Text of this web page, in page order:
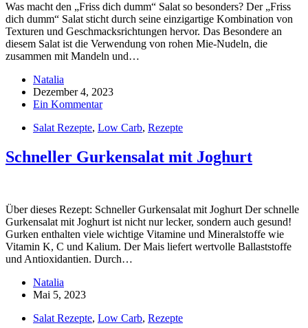
Was macht den „Friss dich dumm“ Salat so besonders? Der „Friss
dich dumm“ Salat sticht durch seine einzigartige Kombination von
Texturen und Geschmacksrichtungen hervor. Das Besondere an
diesem Salat ist die Verwendung von rohen Mie-Nudeln, die
zusammen mit Mandeln und…
Natalia
Dezember 4, 2023
Ein Kommentar
Salat Rezepte, Low Carb, Rezepte
Schneller Gurkensalat mit Joghurt
Über dieses Rezept: Schneller Gurkensalat mit Joghurt Der schnelle
Gurkensalat mit Joghurt ist nicht nur lecker, sondern auch gesund!
Gurken enthalten viele wichtige Vitamine und Mineralstoffe wie
Vitamin K, C und Kalium. Der Mais liefert wertvolle Ballaststoffe
und Antioxidantien. Durch…
Natalia
Mai 5, 2023
Salat Rezepte, Low Carb, Rezepte